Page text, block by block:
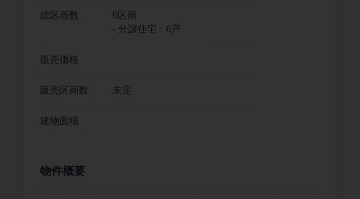
総区画数
6区画
- 分譲住宅：6戸
販売価格
販売区画数 未定
建物面積
物件概要